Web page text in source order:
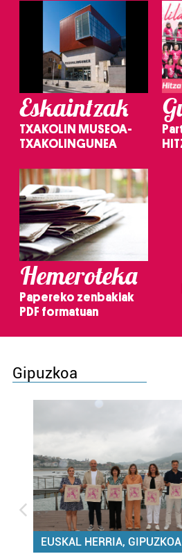
Eskaintzak
TXAKOLIN MUSEOA-
TXAKOLINGUNEA
Hemeroteka
Papereko zenbakiak
PDF formatuan
Gipuzkoa
EUSKAL HERRIA, GIPUZKOA